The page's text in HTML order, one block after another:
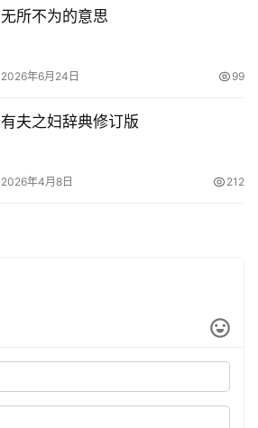
无所不为的意思
2026年6月24日 99
有夫之妇辞典修订版
2026年4月8日 212